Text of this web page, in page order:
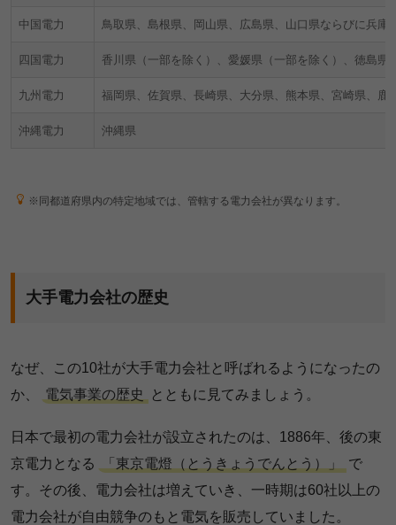
中国電力 鳥取県、島根県、岡山県、広島県、山口県ならびに兵庫
四国電力 香川県（一部を除く）、愛媛県（一部を除く）、徳島県
九州電力 福岡県、佐賀県、長崎県、大分県、熊本県、宮崎県、鹿
沖縄電力 沖縄県
※同都道府県内の特定地域では、管轄する電力会社が異なります。
大手電力会社の歴史
なぜ、この10社が大手電力会社と呼ばれるようになったの
か、
電気事業の歴史 とともに見てみましょう。
日本で最初の電力会社が設立されたのは、1886年、後の東
京電力となる
「東京電燈（とうきょうでんとう）」
で
す。その後、電力会社は増えていき、一時期は60社以上の
電力会社が自由競争のもと電気を販売していました。